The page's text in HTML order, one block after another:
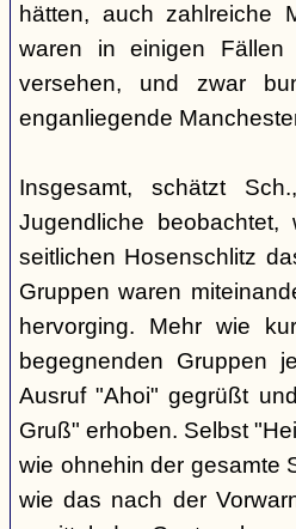
hätten, auch zahlreiche
waren in einigen
versehen, und zwar
enganliegende
Insgesamt, schätzt
Jugendliche
seitlichen Hosenschlitz
Gruppen waren
hervorging. Mehr wie
begegnenden Gruppen
Ausruf "Ahoi" gegrüßt
Gruß" erhoben. Selbst
wie ohnehin der gesamte
wie das nach der